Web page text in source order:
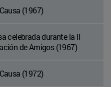
(1967)
celebrada durante la II
de Amigos (1967)
(1972)